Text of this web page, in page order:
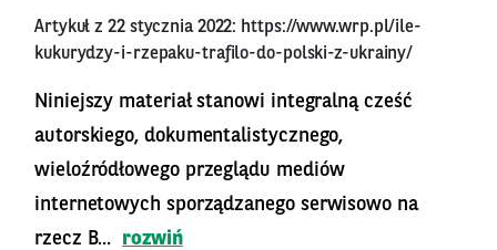
Artykuł z 22 stycznia 2022: https://www.wrp.pl/ile-
kukurydzy-i-rzepaku-trafilo-do-polski-z-ukrainy/
Niniejszy materiał stanowi integralną cześć
autorskiego, dokumentalistycznego,
wieloźródłowego przeglądu mediów
internetowych sporządzanego serwisowo na
rzecz B...
rozwiń